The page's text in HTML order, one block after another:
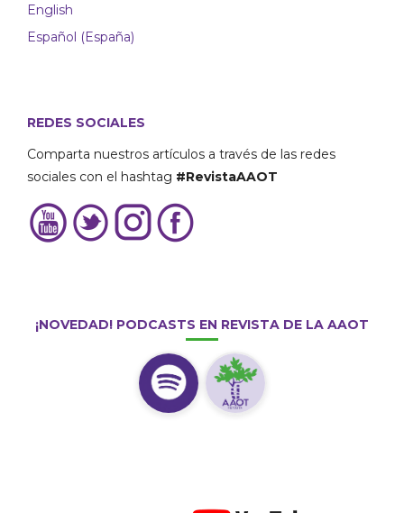
English
Español (España)
REDES SOCIALES
Comparta nuestros artículos a través de las redes
sociales con el hashtag #RevistaAAOT
¡NOVEDAD! PODCASTS EN REVISTA DE LA AAOT